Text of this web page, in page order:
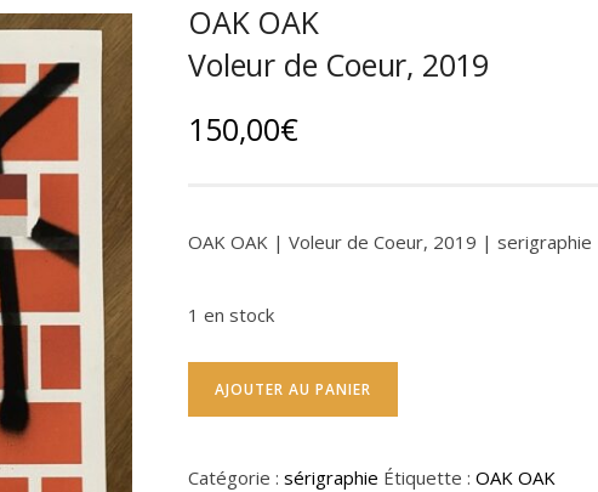
OAK OAK
Voleur de Coeur, 2019
150,00€
OAK OAK | Voleur de Coeur, 2019 |
1 en stock
AJOUTER AU PANIER
Catégorie :sérigraphie Étiquette :OAK OAK